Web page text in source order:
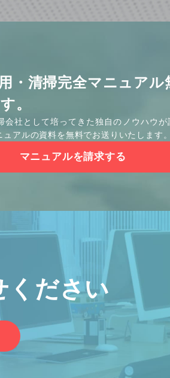
・清掃完全マニュアル
。
会社として培ってきた独自のノウハウが
アルの資料を無料でお送りいたします。
マニュアルを請求する
ださい